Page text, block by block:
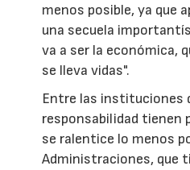
menos posible, ya que
una secuela
va a ser la económica,
se lleva vidas".
Entre las instituciones
responsabilidad tienen
se ralentice lo menos
Administraciones, que